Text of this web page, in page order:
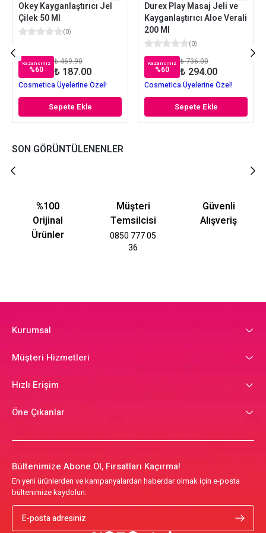
Okey Kayganlaştırıcı Jel
Çilek 50 Ml
(0)
Kazancınız
%60
₺ 469.90
₺ 187.00
Cosmetica Üyelerine Özel!
Sepete Ekle
Durex Play Masaj Jeli ve
Kayganlaştırıcı Aloe Verali
200 Ml
(0)
Kazancınız
%60
₺ 736.00
₺ 294.00
Cosmetica Üyelerine Özel!
Sepete Ekle
SON GÖRÜNTÜLENENLER
%100
Orijinal
Ürünler
Müşteri
Temsilcisi
0850 777 05
36
Güvenli
Alışveriş
Kurumsal
Müşteri Hizmetleri
Hızlı Erişim
Öne Çıkanlar
Bültenimize Abone Ol, Fırsatları Kaçırma!
En yeni ürünlerden ve kampanyalardan haberdar olmak için e-posta
bültenimize kaydolun.